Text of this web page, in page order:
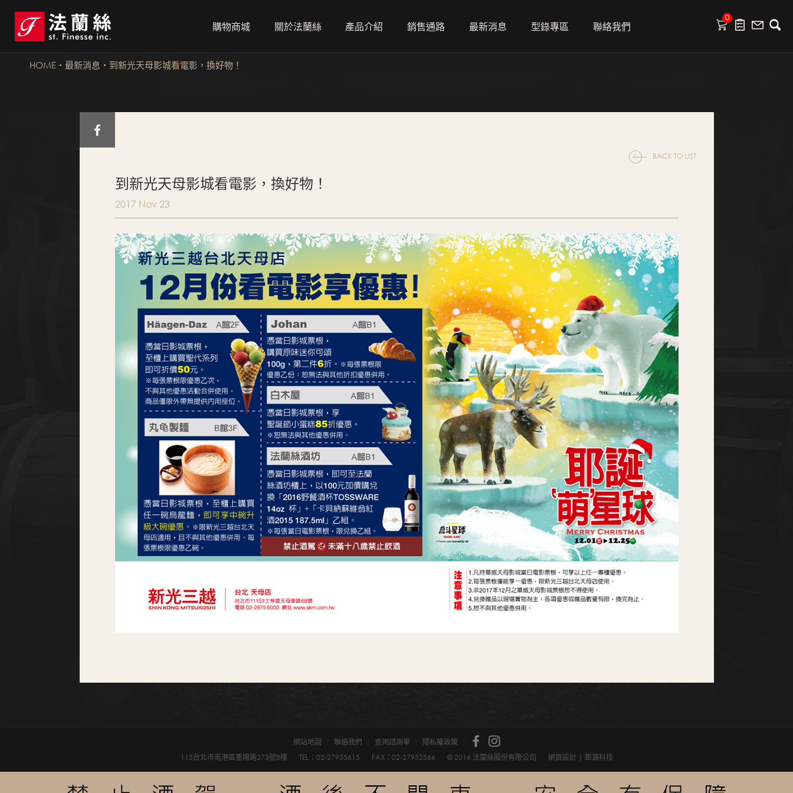
購物商城 關於法蘭絲 產品介紹 銷售通路 最新消息 型錄專區 聯絡我們
0
HOME 最新消息 到新光天母影城看電影，換好物！
BACK TO LIST
到新光天母影城看電影，換好物！
2017 Nov 23
網站地圖 聯絡我們 查詢諮詢單
隱私權政策
115台北市南港區重陽路273號8樓
TEL：02-2795­5615 FAX：02-2795­2566 © 2016 法蘭絲股份有限公司 網頁設計| 鉅潞科技